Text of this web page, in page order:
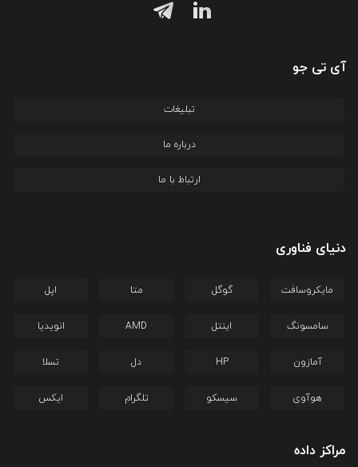
آی تی جو
تبلیغات
درباره ما
ارتباط با ما
دنیای فناوری
مایکروسافت گوگل متا اپل
سامسونگ اینتل AMD انویدیا
آمازون HP دل تسلا
هوآوی سیسکو تلگرام ایکس
مراکز داده